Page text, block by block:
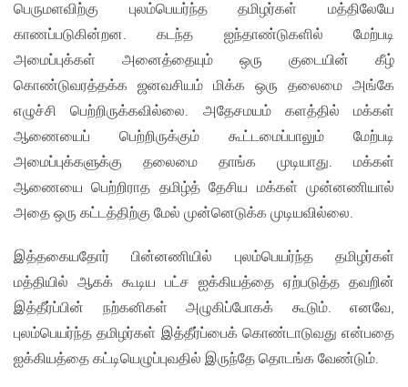
பெருமளவிற்கு புலம்பெயர்ந்த தமிழர்கள் மத்திலேயே
காணப்படுகின்றன. கடந்த ஐந்தாண்டுகளில் மேற்படி
அமைப்புக்கள் அனைத்தையும் ஒரு குடையின் கீழ்
கொண்டுவரத்தக்க ஜனவசியம் மிக்க ஒரு தலைமை அங்கே
எழுச்சி பெற்றிருக்கவில்லை. அதேசமயம் களத்தில் மக்கள்
ஆணையைப் பெற்றிருக்கும் கூட்டமைப்பாலும் மேற்படி
அமைப்புக்களுக்கு தலைமை தாங்க முடியாது. மக்கள்
ஆணையை பெற்றிராத தமிழ்த் தேசிய மக்கள் முன்னணியால்
அதை ஒரு கட்டத்திற்கு மேல் முன்னெடுக்க முடியவில்லை.
இத்தகையதோர் பின்னணியில் புலம்பெயர்ந்த தமிழர்கள்
மத்தியில் ஆகக் கூடிய பட்ச ஐக்கியத்தை ஏற்படுத்த தவறின்
இத்தீர்ப்பின் நற்கனிகள் அழுகிப்போகக் கூடும். எனவே,
புலம்பெயர்ந்த தமிழர்கள் இத்தீர்ப்பைக் கொண்டாடுவது என்பதை
ஐக்கியத்தை கட்டியெழுப்புவதில் இருந்தே தொடங்க வேண்டும்.